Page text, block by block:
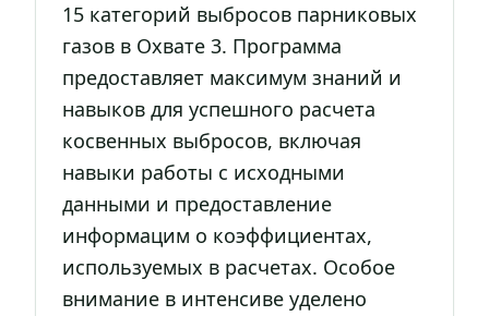
15 категорий выбросов парниковых
газов в Охвате 3. Программа
предоставляет максимум знаний и
навыков для успешного расчета
косвенных выбросов, включая
навыки работы с исходными
данными и предоставление
информацим о коэффициентах,
используемых в расчетах. Особое
внимание в интенсиве уделено